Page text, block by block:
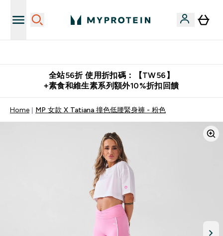
全站56折 使用折扣碼：【TW56】
+素食和維生素系列額外10%折扣回饋
Home MP 女款 X Tatiana 撞色低腰緊身褲 - 粉色